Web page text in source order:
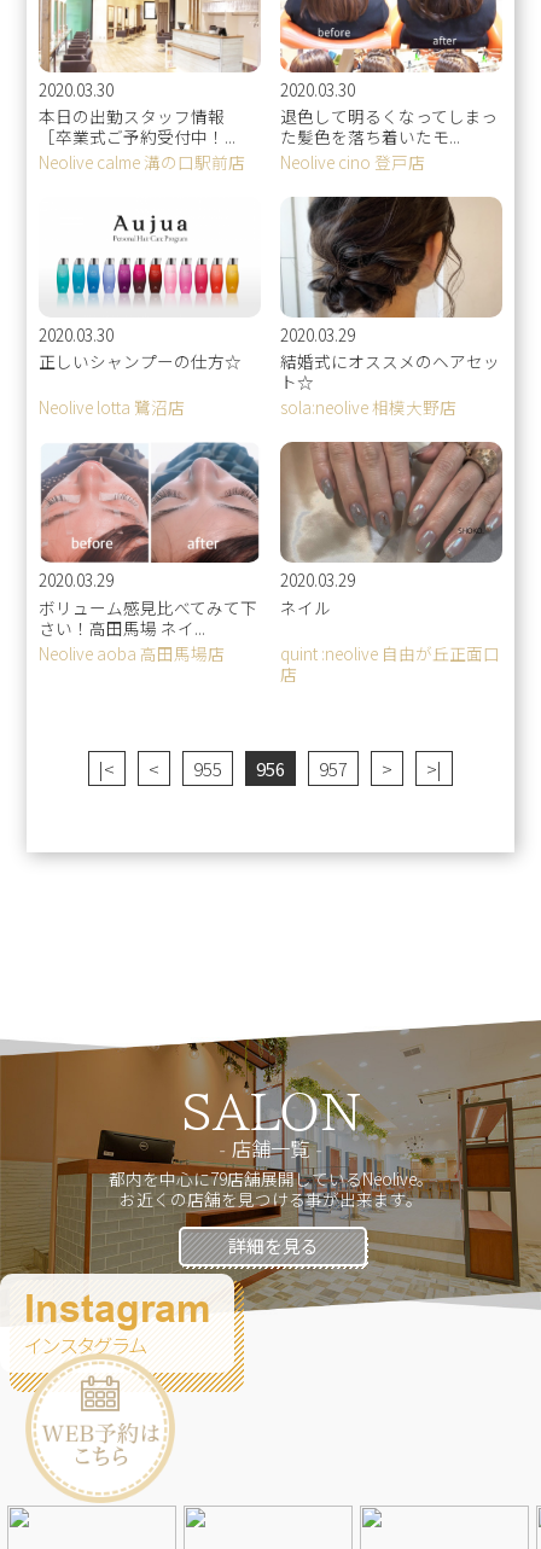
2020.03.30
本日の出勤スタッフ情報
［卒業式ご予約受付中！...
Neolive calme 溝の口駅前店
2020.03.30
退色して明るくなってしまっ
た髪色を落ち着いたモ...
Neolive cino 登戸店
2020.03.30
正しいシャンプーの仕方☆
Neolive lotta 鷺沼店
2020.03.29
結婚式にオススメのヘアセッ
ト☆
sola:neolive 相模大野店
2020.03.29
ボリューム感見比べてみて下
さい！高田馬場 ネイ...
Neolive aoba 高田馬場店
2020.03.29
ネイル
quint :neolive 自由が丘正面口
店
|< < 955 956 957 > >|
SALON
店舗一覧
都内を中心に79店舗展開しているNeolive。
お近くの店舗を見つける事が出来ます。
詳細を見る
Instagram
インスタグラム